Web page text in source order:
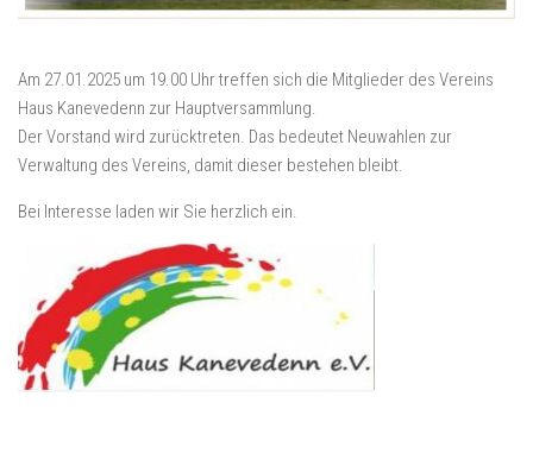
Am 27.01.2025 um 19.00 Uhr treffen sich die Mitglieder des Vereins
Haus Kanevedenn zur Hauptversammlung.
Der Vorstand wird zurücktreten. Das bedeutet Neuwahlen zur
Verwaltung des Vereins, damit dieser bestehen bleibt.
Bei Interesse laden wir Sie herzlich ein.